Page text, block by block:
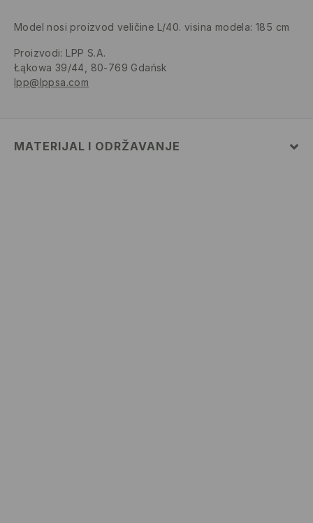
Model nosi proizvod veličine L/40. visina modela: 185 cm
Proizvodi: LPP S.A.
Łąkowa 39/44, 80-769 Gdańsk
lpp@lppsa.com
MATERIJAL I ODRŽAVANJE